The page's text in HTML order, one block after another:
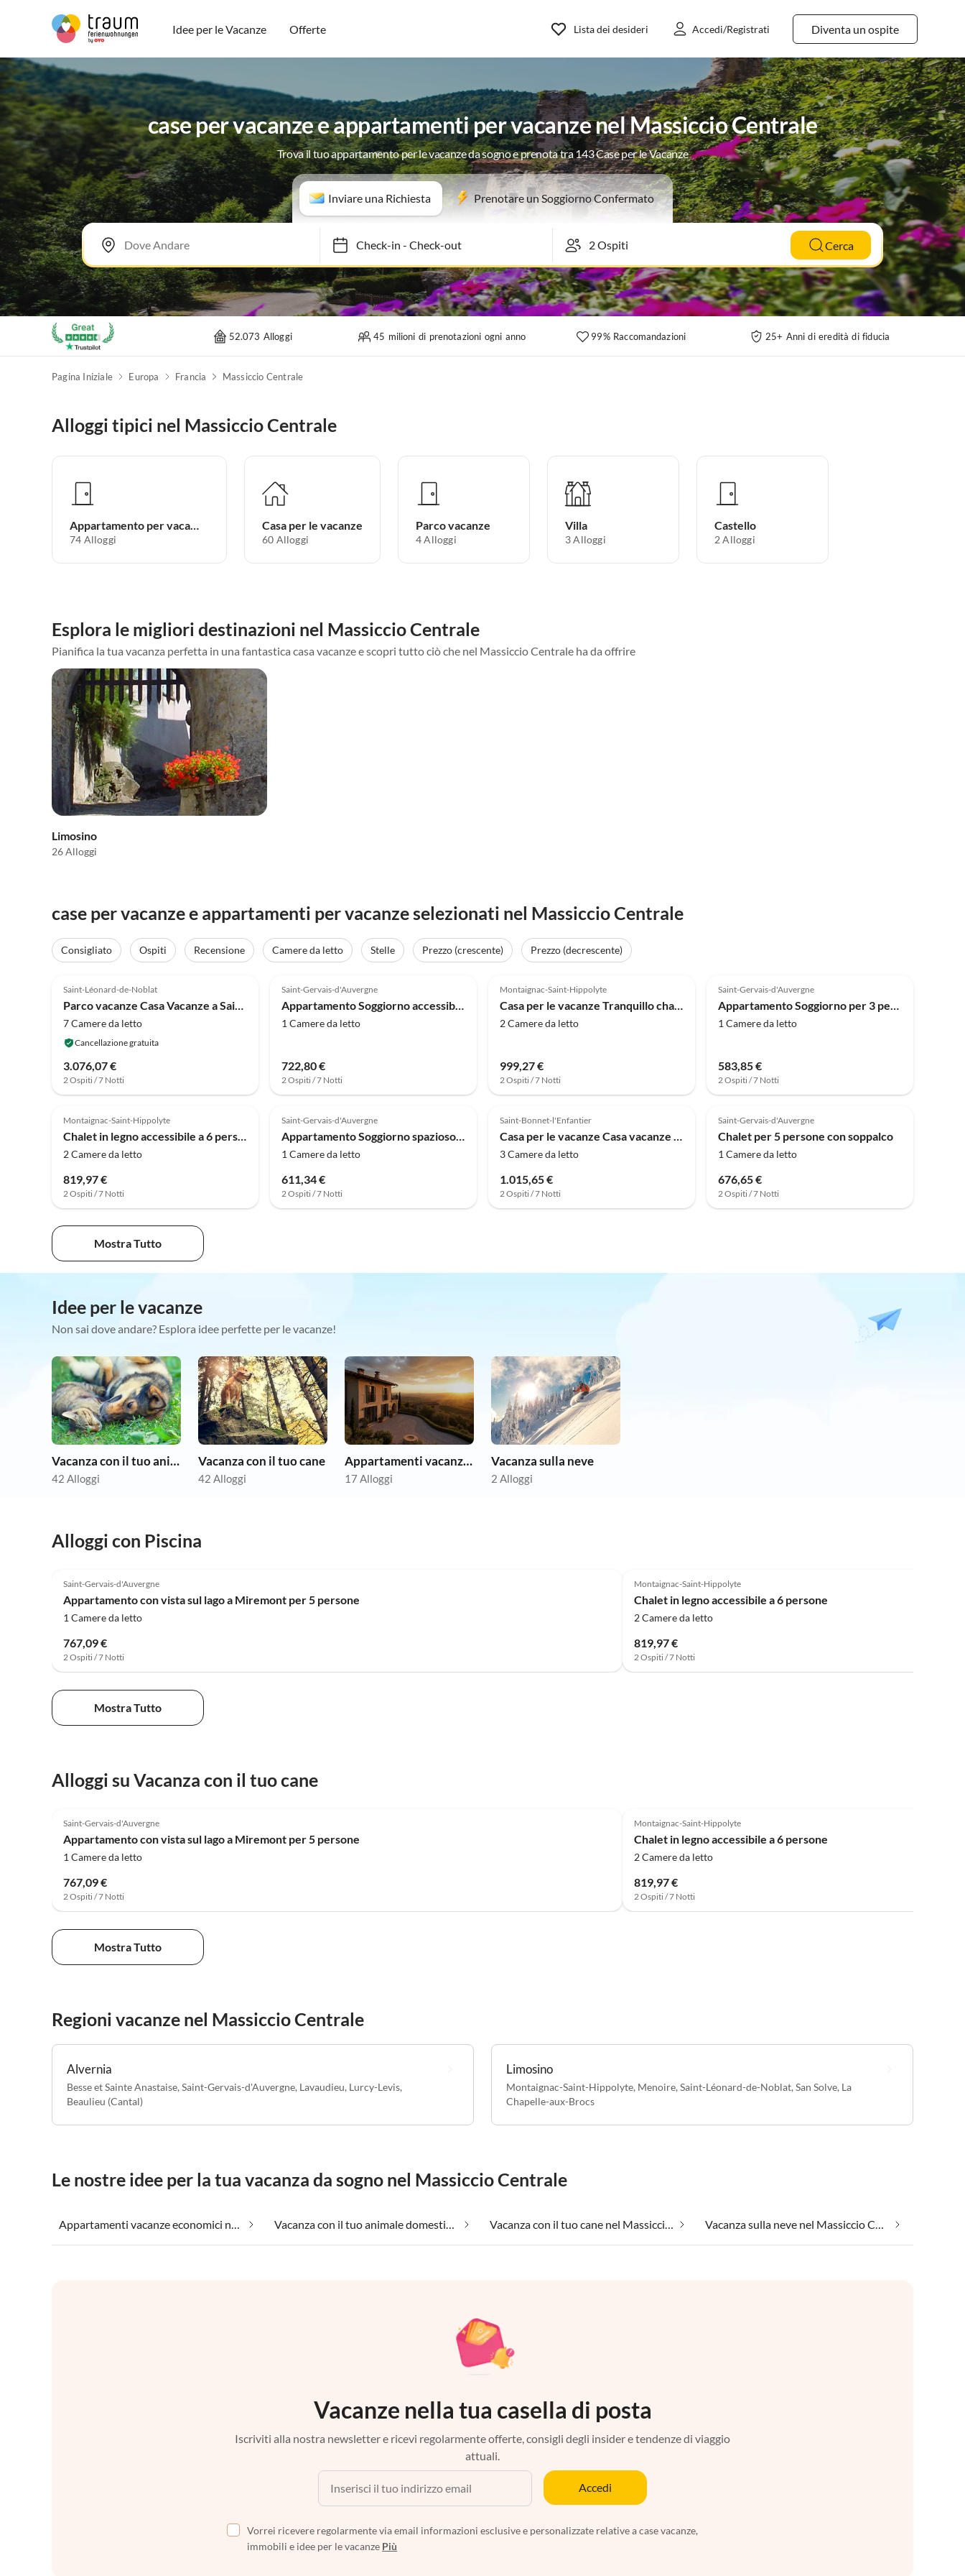
Idee per le Vacanze Offerte Diventa un ospite
Lista dei desideri Accedi/Registrati
case per vacanze e appartamenti per vacanze nel Massiccio Centrale
Trova il tuo appartamento per le vacanze da sogno e prenota tra 143 Case per le Vacanze
Inviare una Richiesta Prenotare un Soggiorno Confermato
Check-in- Check-out Cerca
52.073 Alloggi 45 milioni di prenotazioni ogni anno 99% Raccomandazioni 25+ Anni di eredità di fiducia
Pagina Iniziale Europa Francia Massiccio Centrale
Alloggi tipici nel Massiccio Centrale
Appartamento per vacanze
74 Alloggi
Casa per le vacanze
60 Alloggi
Parco vacanze
4 Alloggi
Villa
3 Alloggi
Castello
2 Alloggi
Esplora le migliori destinazioni nel Massiccio Centrale
Pianifica la tua vacanza perfetta in una fantastica casa vacanze e scopri tutto ciò che nel Massiccio Centrale ha da offrire
Limosino
26 Alloggi
case per vacanze e appartamenti per vacanze selezionati nel Massiccio Centrale
Consigliato Ospiti Recensione Camere da letto Stelle Prezzo (crescente)
Prezzo (decrescente)
Saint-Léonard-de-Noblat
Parco vacanze Casa Vacanze a Saint-Léonard con Piscina
7 Camere da letto
Cancellazione gratuita
3.076,07 €
2 Ospiti / 7 Notti
Saint-Gervais-d'Auvergne
Appartamento Soggiorno accessibile sul lago per 4 persone a Miremont
1 Camere da letto
722,80 €
2 Ospiti / 7 Notti
Montaignac-Saint-Hippolyte
Casa per le vacanze Tranquillo chalet per 6 persone con vista lago.
2 Camere da letto
999,27 €
2 Ospiti / 7 Notti
Saint-Gervais-d'Auvergne
Appartamento Soggiorno per 3 persone sul lago a Miremont
1 Camere da letto
583,85 €
2 Ospiti / 7 Notti
Montaignac-Saint-Hippolyte
Chalet in legno accessibile a 6 persone
2 Camere da letto
819,97 €
2 Ospiti / 7 Notti
Saint-Gervais-d'Auvergne
Appartamento Soggiorno spazioso in un paesaggio per 4 persone in riva al lago
1 Camere da letto
611,34 €
2 Ospiti / 7 Notti
Saint-Bonnet-l'Enfantier
Casa per le vacanze Casa vacanze confortevole e autentica a Orgnac-sur-Vézère sulla Vézère
3 Camere da letto
1.015,65 €
2 Ospiti / 7 Notti
Saint-Gervais-d'Auvergne
Chalet per 5 persone con soppalco
1 Camere da letto
676,65 €
2 Ospiti / 7 Notti
Mostra Tutto
Idee per le vacanze
Non sai dove andare? Esplora idee perfette per le vacanze!
Vacanza con il tuo animale domestico
42 Alloggi
Vacanza con il tuo cane
42 Alloggi
Appartamenti vacanze economici
17 Alloggi
Vacanza sulla neve
2 Alloggi
Alloggi con Piscina
Saint-Gervais-d'Auvergne
Appartamento con vista sul lago a Miremont per 5 persone
1 Camere da letto
767,09 €
2 Ospiti / 7 Notti
Montaignac-Saint-Hippolyte
Chalet in legno accessibile a 6 persone
2 Camere da letto
819,97 €
2 Ospiti / 7 Notti
Mostra Tutto
Alloggi su Vacanza con il tuo cane
Saint-Gervais-d'Auvergne
Appartamento con vista sul lago a Miremont per 5 persone
1 Camere da letto
767,09 €
2 Ospiti / 7 Notti
Montaignac-Saint-Hippolyte
Chalet in legno accessibile a 6 persone
2 Camere da letto
819,97 €
2 Ospiti / 7 Notti
Mostra Tutto
Regioni vacanze nel Massiccio Centrale
Alvernia
Besse et Sainte Anastaise,Saint-Gervais-d'Auvergne, Lavaudieu, Lurcy-Levis,
Beaulieu (Cantal)
Limosino
Montaignac-Saint-Hippolyte, Menoire,Saint-Léonard-de-Noblat,San Solve, La
Chapelle-aux-Brocs
Le nostre idee per la tua vacanza da sogno nel Massiccio Centrale
Appartamenti vacanze economici nel Massiccio Centrale Vacanza con il tuo animale domestico nel Massiccio Centrale Vacanza con il tuo cane nel Massiccio Centrale Vacanza sulla neve nel Massiccio Centrale
Vacanze nella tua casella di posta
Iscriviti alla nostra newsletter e ricevi regolarmente offerte, consigli degli insider e tendenze di viaggio
attuali.
Accedi
Vorrei ricevere regolarmente via email informazioni esclusive e personalizzate relative a case vacanze,
immobili e idee per le vacanze Più